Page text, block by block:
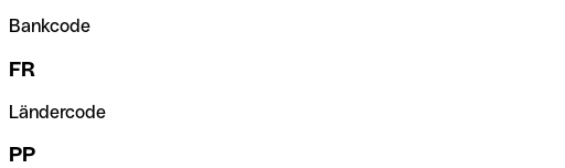
Bankcode
FR
Ländercode
PP